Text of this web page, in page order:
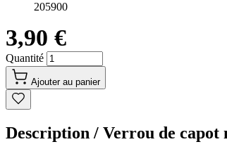
205900
3,90 €
Quantité
Ajouter au panier
Description / Verrou de capot